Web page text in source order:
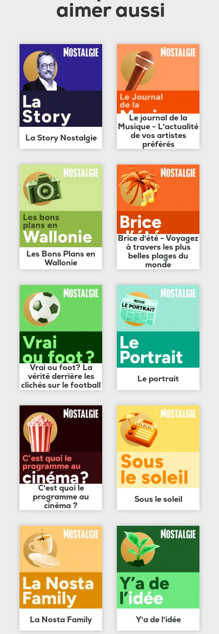
aimer aussi
La Story Nostalgie
Le journal de la
Musique - L'actualité
de vos artistes
préférés
Les Bons Plans en
Wallonie
Brice d'été - Voyagez
à travers les plus
belles plages du
monde
Vrai ou foot? La
vérité derrière les
clichés sur le football
Le portrait
C'est quoi le
programme au
cinéma ?
Sous le soleil
La Nosta Family Y'a de l'idée